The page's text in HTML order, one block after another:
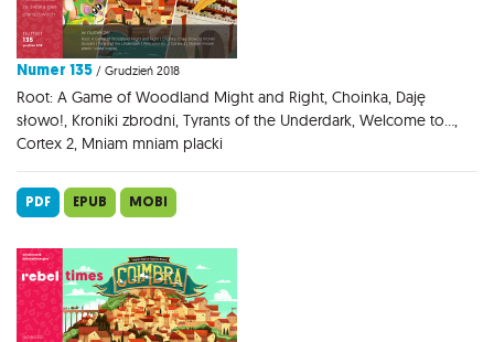
Numer 135 / Grudzień 2018
Root: A Game of Woodland Might and Right, Choinka, Daję
słowo!, Kroniki zbrodni, Tyrants of the Underdark, Welcome to...,
Cortex 2, Mniam mniam placki
PDF EPUB MOBI